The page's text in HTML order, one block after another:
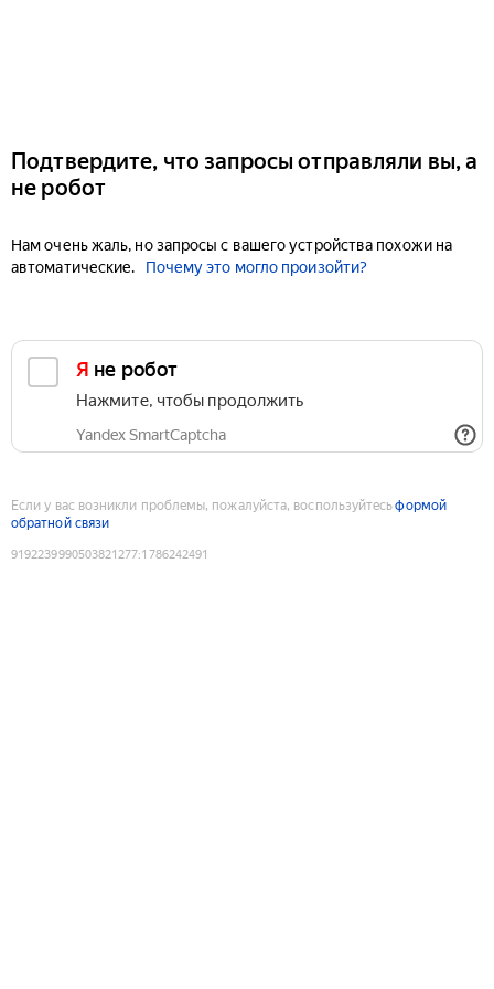
Подтвердите, что запросы отправляли вы, а
не робот
Нам очень жаль, но запросы с вашего устройства похожи на
автоматические.
Почему это могло произойти?
Я не робот
Нажмите, чтобы продолжить
Yandex SmartCaptcha
Если у вас возникли проблемы, пожалуйста, воспользуйтесьформой
обратной связи
9192239990503821277:1786242491